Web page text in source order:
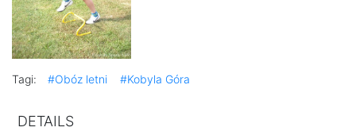
Tagi: #Obóz letni #Kobyla Góra
DETAILS